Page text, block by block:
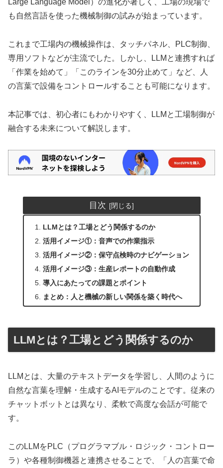
Large Language Model）の進化が著しく、工場の現場で
も自然言語を使った機械制御の試みが始まっています。
これまで工場内の機械操作は、タッチパネル、PLC制御、
専用ソフトなどが主流でした。しかし、LLMと連携すれば
「作業を始めて」「このラインを30分止めて」など、人
の言葉で設備をコントロールすることも可能になります。
本記事では、初心者にもわかりやすく、LLMと工場制御が
融合する未来について解説します。
目次
LLMとは？工場とどう関係するのか
活用イメージ①：音声での作業指示
活用イメージ②：保守点検時のナビゲーション
活用イメージ③：生産レポートの自動作成
導入にあたっての課題とポイント
まとめ：人と機械の新しい関係を築く時代へ
LLMとは？工場とどう関係するのか
LLMとは、大量のテキストデータを学習し、人間のように
自然な言葉を理解・生成するAIモデルのことです。従来の
チャットボットとは異なり、柔軟で高度な会話が可能で
す。
このLLMをPLC（プログラマブル・ロジック・コントロー
ラ）や各種制御機器と連携させることで、「人の言葉で命